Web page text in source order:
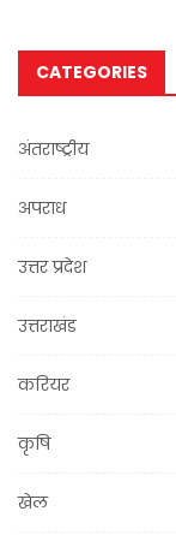
CATEGORIES
अंतराष्ट्रीय
अपराध
उत्तर प्रदेश
उत्तराखंड
करियर
कृषि
खेल